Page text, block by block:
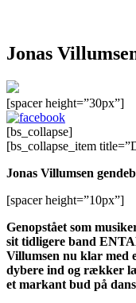
Jonas
[spacer height=”30px”]
[bs_collapse]
[bs_collapse_item
Jonas Villumsen
[spacer height=”10px”]
Genopstået som
sit tidligere band
Villumsen nu klar med
dybere ind og rækker
et markant bud på